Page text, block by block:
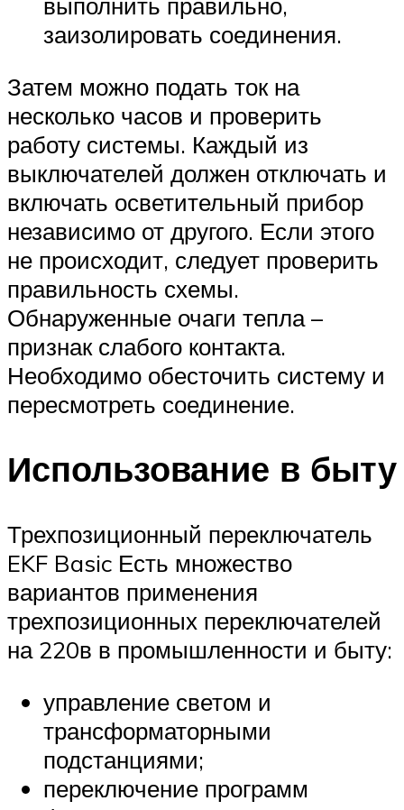
заизолировать соединения.
Затем можно подать ток на
несколько часов и проверить
работу системы. Каждый из
выключателей должен отключать и
включать осветительный прибор
независимо от другого. Если этого
не происходит, следует проверить
правильность схемы.
Обнаруженные очаги тепла –
признак слабого контакта.
Необходимо обесточить систему и
пересмотреть соединение.
Использование в быту
Трехпозиционный переключатель
EKF Basic Есть множество
вариантов применения
трехпозиционных переключателей
на 220в в промышленности и быту:
управление светом и
трансформаторными
подстанциями;
переключение программ